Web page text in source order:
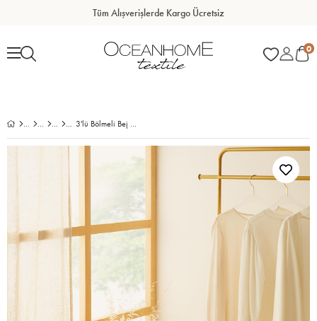
Tüm Alışverişlerde Kargo Ücretsiz
0
3'lü Bölmeli Bej Balıksırtı Çekmece İçi Düzenleyici Kutu Set 13 x 28 x 13 cm